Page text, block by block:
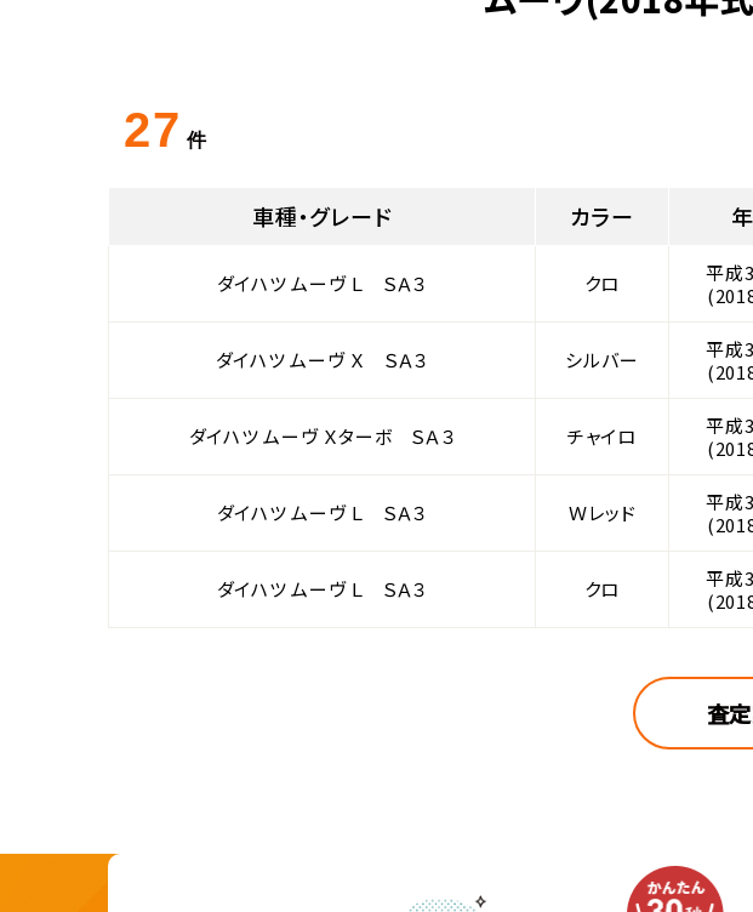
27 件
車種・グレード カラー
ダイハツ ムーヴ Ｌ ＳＡ３ クロ
平成
ダイハツ ムーヴ Ｘ ＳＡ３ シルバー
平成
ダイハツ ムーヴ Ｘターボ ＳＡ３ チャイロ
平成
ダイハツ ムーヴ Ｌ ＳＡ３ Ｗレッド
平成
ダイハツ ムーヴ Ｌ ＳＡ３ クロ
平成
査